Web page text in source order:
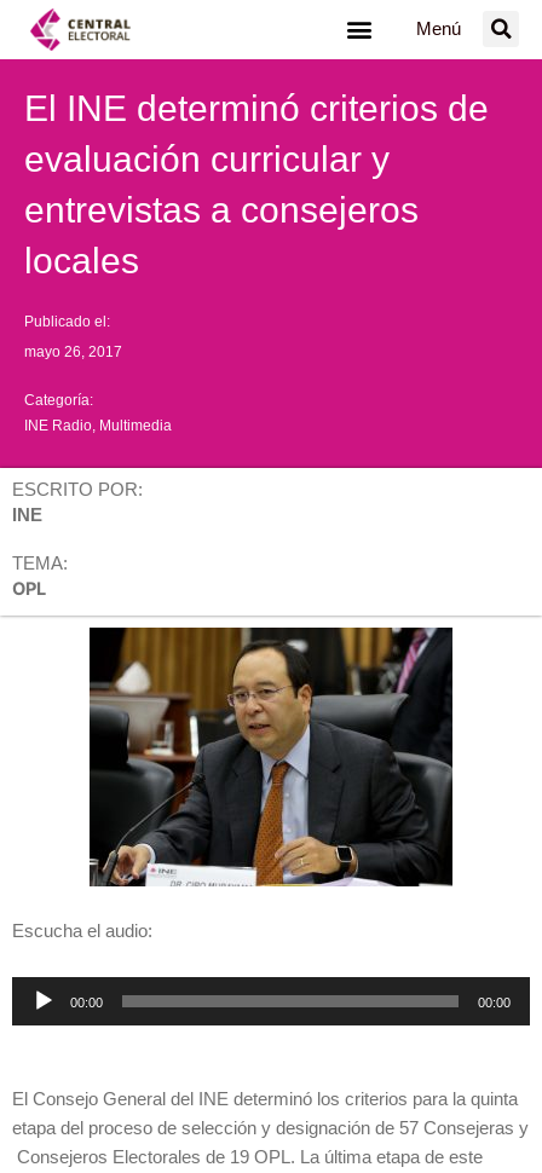
Menú
El INE determinó criterios de
evaluación curricular y
entrevistas a consejeros
locales
Publicado el:
mayo 26, 2017
Categoría:
INE Radio Multimedia
ESCRITO POR:
INE
TEMA:
OPL
Escucha el audio:
Reproductor
00:00 00:00
El Consejo General del INE determinó los criterios para la quinta
etapa del proceso de selección y designación de 57 Consejeras y
Consejeros Electorales de 19 OPL. La última etapa de este